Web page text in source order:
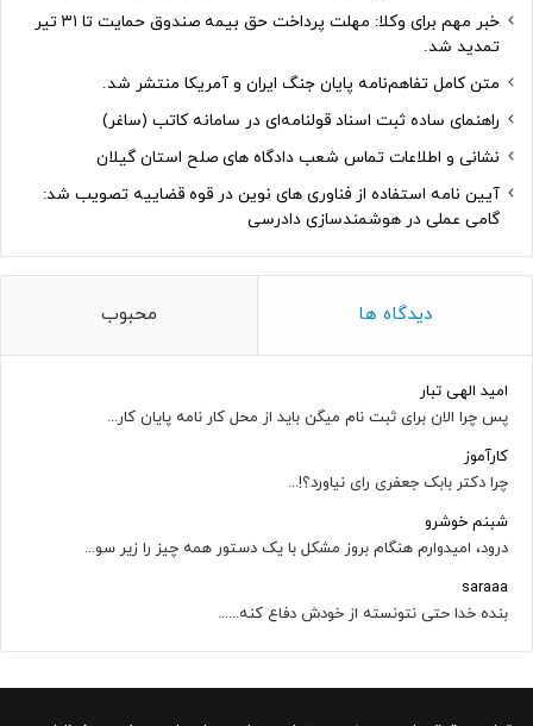
خبر مهم برای وکلا: مهلت پرداخت حق بیمه صندوق حمایت تا ۳۱ تیر
تمدید شد.
متن کامل تفاهم‌نامه پایان جنگ ایران و آمریکا منتشر شد.
راهنمای ساده ثبت اسناد قولنامه‌ای در سامانه کاتب (ساغر)
نشانی و اطلاعات تماس شعب دادگاه های صلح استان گیلان
آیین نامه استفاده از فناوری های نوین در قوه قضاییه تصویب شد:
گامی عملی در هوشمندسازی دادرسی
دیدگاه ها محبوب
امید الهی تبار
پس چرا الان برای ثبت نام میگن باید از محل کار نامه پایان کار...
کارآموز
چرا دکتر بابک جعفری رای نیاورد؟!...
شبنم خوشرو
درود، امیدوارم هنگام بروز مشکل با یک دستور همه چیز را زیر سو...
saraaa
بنده خدا حتی نتونسته از خودش دفاع کنه......